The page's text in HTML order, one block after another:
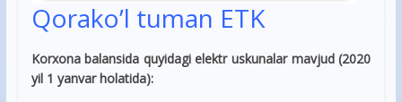
Qorako’l tuman ETK
Korxona balansida quyidagi elektr uskunalar mavjud (2020
yil 1 yanvar holatida):